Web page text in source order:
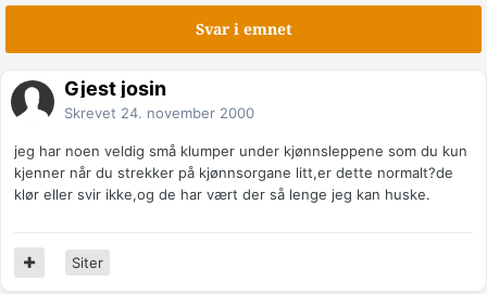
Svar i emnet
Gjest josin
Skrevet 24. november 2000
jeg har noen veldig små klumper under kjønnsleppene som du kun
kjenner når du strekker på kjønnsorgane litt,er dette normalt?de
klør eller svir ikke,og de har vært der så lenge jeg kan huske.
Siter